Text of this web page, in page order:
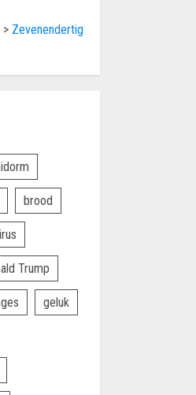
> Zevenendertig
brood
Trump
geluk